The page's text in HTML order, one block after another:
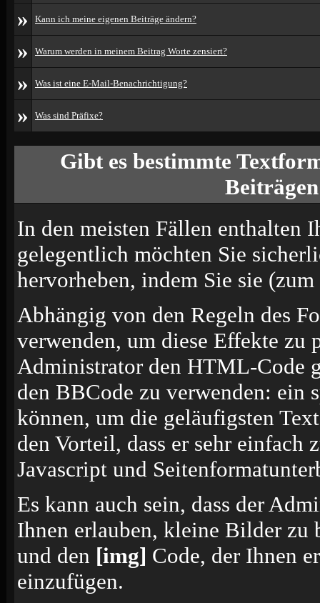
» Kann ich meine eigenen Beiträge ändern?
» Warum werden in meinem Beitrag Worte zensiert?
» Was ist eine E-Mail-Benachrichtigung?
» Was sind Präfixe?
Gibt es bestimmte
In den meisten Fällen enthalten
gelegentlich möchten Sie
hervorheben, indem Sie sie
Abhängig von den Regeln des
verwenden, um diese Effekte zu
Administrator den HTML-Code
den BBCode zu verwenden: ein
können, um die geläufigsten
den Vorteil, dass er sehr
Javascript und
Es kann auch sein, dass der
Ihnen erlauben, kleine Bilder zu
und den [img] Code, der Ihnen
einzufügen.